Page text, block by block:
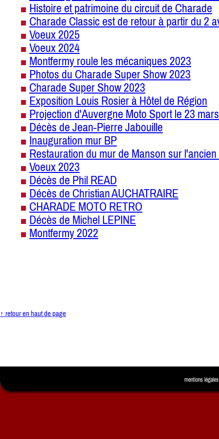
Histoire et patrimoine du circuit de Charade
Charade Classic est de retour à partir du 2
Voeux 2025
Voeux 2024
Montfermy roule les mécaniques 2023
Photos du Charade Super Show 2023
Charade Super Show 2023
Exposition Louis Rosier à Hôtel de Région
Projection d'Auvergne Moto Sport le 23 mars
Décès de Jean-Pierre Jabouille
Inauguration mur BP
Restauration du mur de Manson sur
Voeux 2023
Décès de Phil READ
Décès de Christian AUCHATRAIRE
CHARADE MOTO RETRO
Décès de Michel LEPINE
Montfermy 2022
↑ retour en haut de page
mentions légales